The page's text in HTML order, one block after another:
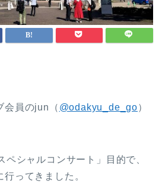
会員のjun（ @odakyu_de_go）
ペシャルコンサート」目的で、
ってきました。